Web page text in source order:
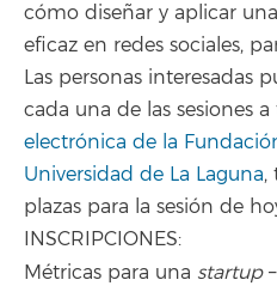
cómo diseñar y aplicar
eficaz en redes sociales,
Las personas interesadas
cada una de las sesiones a
electrónica de la
Universidad de La Laguna,
plazas para la sesión de
INSCRIPCIONES:
Métricas para una startup–